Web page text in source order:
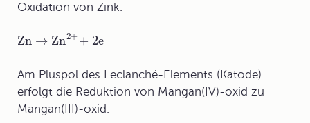
Oxidation von Zink.
Zn → Zn2+ + 2e-
Am Pluspol des Leclanché-Elements (Katode)
erfolgt die Reduktion von Mangan(IV)-oxid zu
Mangan(III)-oxid.